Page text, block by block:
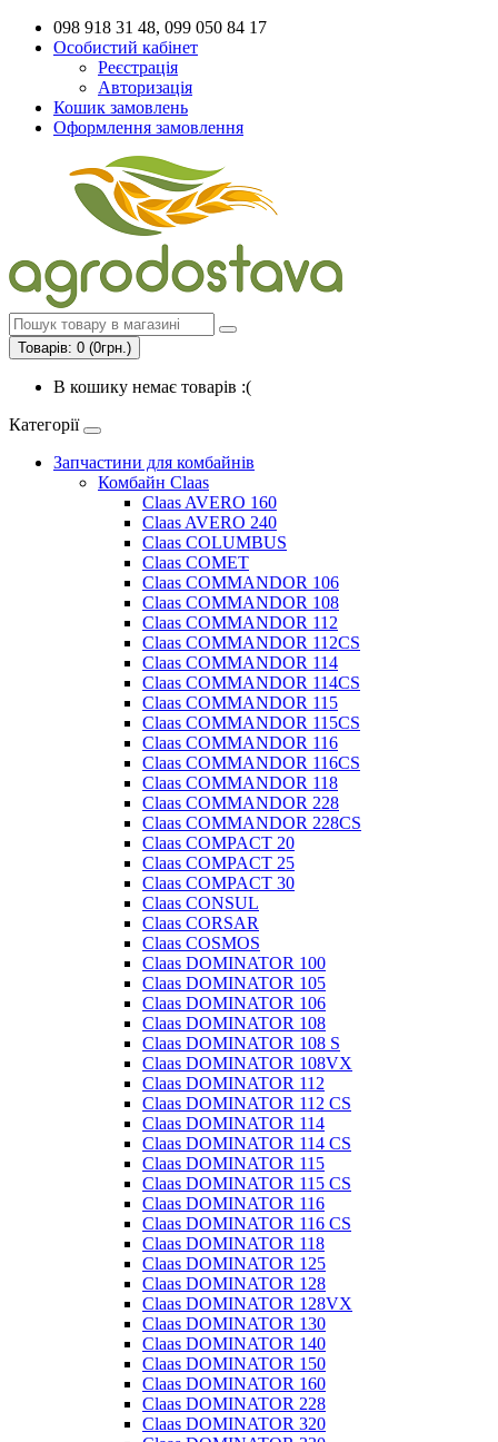
098 918 31 48, 099 050 84 17
Особистий кабінет
Реєстрація
Авторизація
Кошик замовлень
Оформлення замовлення
Товарів: 0 (0грн.)
В кошику немає товарів :(
Категорії
Запчастини для комбайнів
Комбайн Claas
Claas AVERO 160
Claas AVERO 240
Claas COLUMBUS
Claas COMET
Claas COMMANDOR 106
Claas COMMANDOR 108
Claas COMMANDOR 112
Claas COMMANDOR 112CS
Claas COMMANDOR 114
Claas COMMANDOR 114CS
Claas COMMANDOR 115
Claas COMMANDOR 115CS
Claas COMMANDOR 116
Claas COMMANDOR 116CS
Claas COMMANDOR 118
Claas COMMANDOR 228
Claas COMMANDOR 228CS
Claas COMPACT 20
Claas COMPACT 25
Claas COMPACT 30
Claas CONSUL
Claas CORSAR
Claas COSMOS
Claas DOMINATOR 100
Claas DOMINATOR 105
Claas DOMINATOR 106
Claas DOMINATOR 108
Claas DOMINATOR 108 S
Claas DOMINATOR 108VX
Claas DOMINATOR 112
Claas DOMINATOR 112 CS
Claas DOMINATOR 114
Claas DOMINATOR 114 CS
Claas DOMINATOR 115
Claas DOMINATOR 115 CS
Claas DOMINATOR 116
Claas DOMINATOR 116 CS
Claas DOMINATOR 118
Claas DOMINATOR 125
Claas DOMINATOR 128
Claas DOMINATOR 128VX
Claas DOMINATOR 130
Claas DOMINATOR 140
Claas DOMINATOR 150
Claas DOMINATOR 160
Claas DOMINATOR 228
Claas DOMINATOR 320